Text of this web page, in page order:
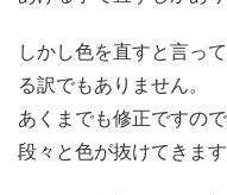
しかし色を直すと言っ
る訳でもありません。
あくまでも修正ですの
段々と色が抜けてきます